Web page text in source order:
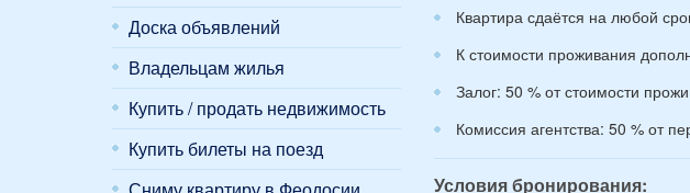
Доска объявлений
Владельцам жилья
Купить / продать недвижимость
Купить билеты на поезд
12
Квартира сдаётся на любой
К стоимости проживания
Залог: 50 % от стоимости
Комиссия агентства: 50 % от
Условия бронирования: